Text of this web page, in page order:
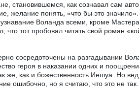
становившемся, как сознавал сам
желание понять, «что бы это
Воланда всеми, кроме
что тот пробовал читать свой роман
сосредоточены на разгадывании
героя в наказании одних и
как и божественность Иешуа. Но
ошибочно, но я считаю, что это не